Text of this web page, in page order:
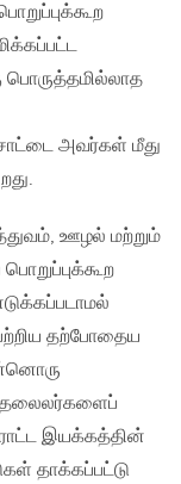
அவர்கள் மீது
ஊழல் மற்றும்
தற்போதைய
தலைலர்களைப்
இயக்கத்தின்
தாக்கப்பட்டு